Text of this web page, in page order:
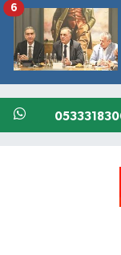
6